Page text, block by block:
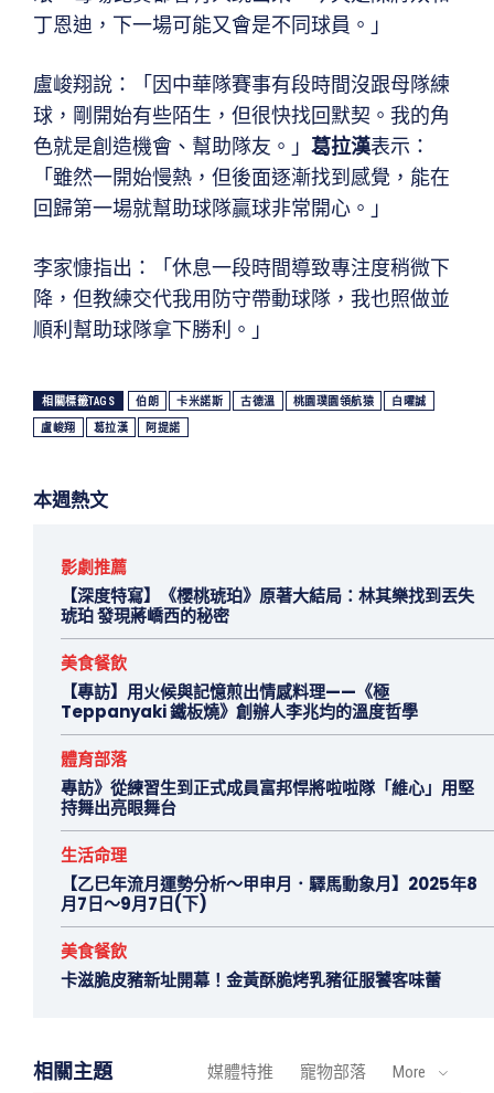
丁恩迪，下一場可能又會是不同球員。」
盧峻翔說：「因中華隊賽事有段時間沒跟母隊練
球，剛開始有些陌生，但很快找回默契。我的角
色就是創造機會、幫助隊友。」 葛拉漢表示：
「雖然一開始慢熱，但後面逐漸找到感覺，能在
回歸第一場就幫助球隊贏球非常開心。」
李家慷指出：「休息一段時間導致專注度稍微下
降，但教練交代我用防守帶動球隊，我也照做並
順利幫助球隊拿下勝利。」
相關標籤TAGS 伯朗 卡米諾斯 古德溫 桃園璞園領航猿 白曜誠
盧峻翔 葛拉漢 阿提諾
本週熱文
影劇推薦
【深度特寫】《櫻桃琥珀》原著大結局：林其樂找到丟失
琥珀 發現蔣嶠西的秘密
美食餐飲
【專訪】用火候與記憶煎出情感料理——《極
Teppanyaki 鐵板燒》創辦人李兆均的溫度哲學
體育部落
專訪》從練習生到正式成員富邦悍將啦啦隊「維心」用堅
持舞出亮眼舞台
生活命理
【乙巳年流月運勢分析～甲申月．驛馬動象月】2025年8
月7日～9月7日(下)
美食餐飲
卡滋脆皮豬新址開幕！金黃酥脆烤乳豬征服饕客味蕾
相關主題 媒體特推 寵物部落 More